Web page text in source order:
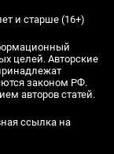
и старше (16+)
целей. Авторские
законом РФ.
авторов статей.
ссылка на